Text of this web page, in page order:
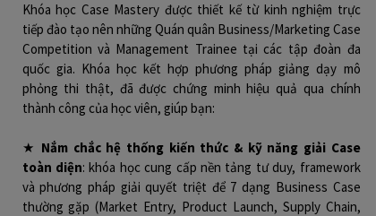
Khóa học Case Mastery được thiết kế từ kinh nghiệm trực
tiếp đào tạo nên những Quán quân Business/Marketing Case
Competition và Management Trainee tại các tập đoàn đa
quốc gia. Khóa học kết hợp phương pháp giảng dạy mô
phỏng thi thật, đã được chứng minh hiệu quả qua chính
thành công của học viên, giúp bạn:
★ Nắm chắc hệ thống kiến thức & kỹ năng giải Case
toàn diện: khóa học cung cấp nền tảng tư duy, framework
và phương pháp giải quyết triệt để 7 dạng Business Case
thường gặp (Market Entry, Product Launch, Supply Chain,